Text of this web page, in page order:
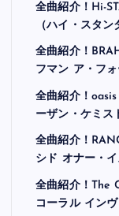
全曲紹介！Hi-
（ハイ・スタ
全曲紹介！
フマン ア・フォ
全曲紹介！
ーザン・ケミス
全曲紹介！
シド オナー・イ
全曲紹介！The
コーラル イン